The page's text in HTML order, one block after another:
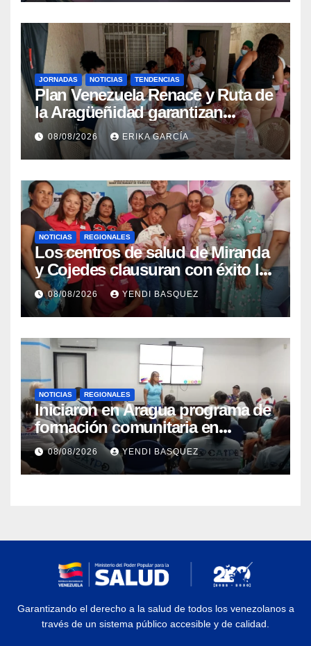
JORNADAS NOTICIAS TENDENCIAS
Plan Venezuela Renace y Ruta de
la Aragüeñidad garantizan
atención médica integral en
Aragua
08/08/2026 ERIKA GARCÍA
NOTICIAS REGIONALES
Los centros de salud de Miranda
y Cojedes clausuran con éxito la
Semana Mundial de la Lactancia
Materna
08/08/2026 YENDI BASQUEZ
NOTICIAS REGIONALES
Iniciaron en Aragua programa de
formación comunitaria en
atención a personas con
discapacidad
08/08/2026 YENDI BASQUEZ
Garantizando el derecho a la salud de todos los venezolanos a
través de un sistema público accesible y de calidad.